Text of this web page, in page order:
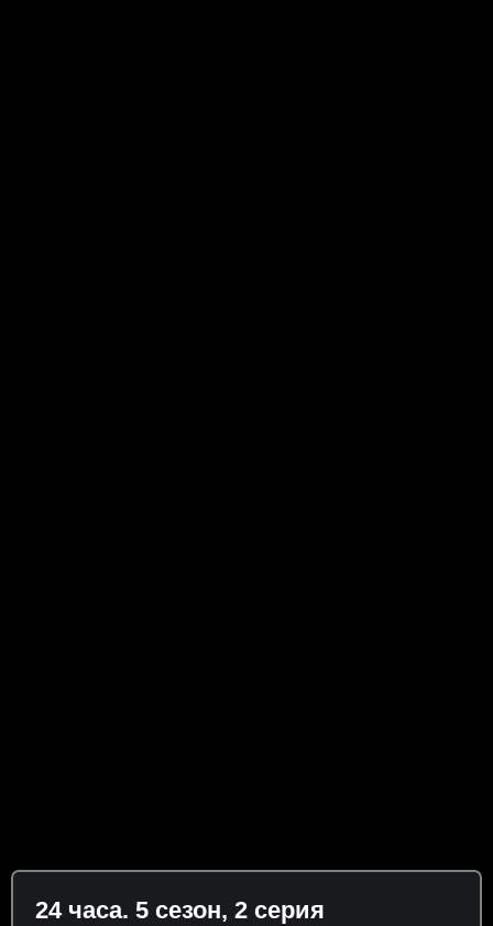
24 часа. 5 сезон, 2 серия